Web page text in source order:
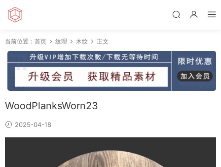
当前位置： 首页 纹理 木纹 正文
WoodPlanksWorn23
2025-04-18